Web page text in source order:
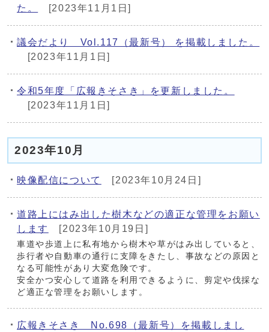
た。
[2023年11月1日]
議会だより Vol.117（最新号） を掲載しました。
[2023年11月1日]
令和5年度「広報きそさき」を更新しました。
[2023年11月1日]
2023年10月
映像配信について [2023年10月24日]
道路上にはみ出した樹木などの適正な管理をお願い
します
[2023年10月19日]
車道や歩道上に私有地から樹木や草がはみ出していると、
歩行者や自動車の通行に支障をきたし、事故などの原因と
なる可能性があり大変危険です。
安全かつ安心して道路を利用できるように、剪定や伐採な
ど適正な管理をお願いします。
広報きそさき No.698（最新号）を掲載しまし